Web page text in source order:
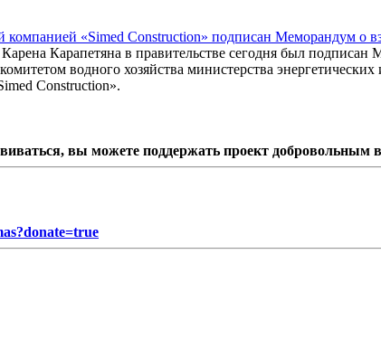
«Simed Construction» подписан Меморандум о
Карапетяна в правительстве сегодня был подписан
водного хозяйства министерства
Construction».
вы можете поддержать проект добровольным